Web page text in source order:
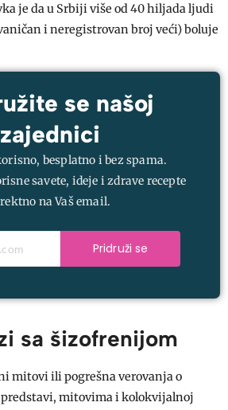
je da u Srbiji više od 40 hiljada ljudi
i neregistrovan broj veći) boluje
se našoj
zajednici
besplatno i bez spama.
savete, ideje i zdrave recepte
na Vaš email.
Pridruži se
sa šizofrenijom
mitovi ili pogrešna verovanja o
mitovima i kolokvijalnoj